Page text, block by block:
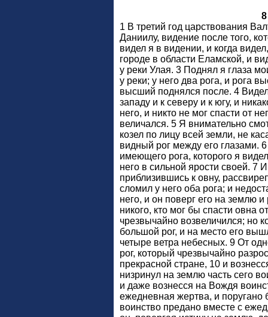
8
1 В третий год царствования
Даниилу, видение после того,
видел я в видении, и когда
городе в области Еламской, и
у реки Улая. 3 Поднял я глаза
у реки; у него два рога, и рога
высший поднялся после. 4
западу и к северу и к югу, и
него, и никто не мог спасти от
величался. 5 Я внимательно
козел по лицу всей земли, не
видный рог между его глазами.
имеющего рога, которого я
него в сильной ярости своей. 7
приблизившись к овну,
сломил у него оба рога; и
него, и он поверг его на землю
никого, кто мог бы спасти овна
чрезвычайно возвеличился; но
большой рог, и на место его
четыре ветра небесных. 9 От
рог, который чрезвычайно
прекрасной стране, 10 и
низринул на землю часть сего
и даже вознесся на Вождя
ежедневная жертва, и
воинство предано вместе с